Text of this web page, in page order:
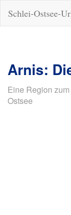
Schlei-Ostsee-
Arnis:
Eine Region
Ostsee